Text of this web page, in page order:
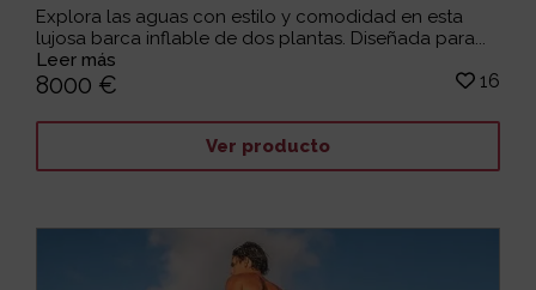
Explora las aguas con estilo y comodidad en esta
lujosa barca inflable de dos plantas. Diseñada para...
Leer más
8000 € 16
Ver producto